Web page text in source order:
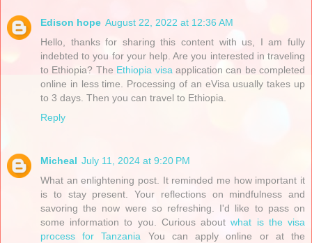
Edison hope August 22, 2022 at 12:36 AM
Hello, thanks for sharing this content with us, I am fully
indebted to you for your help. Are you interested in traveling
to Ethiopia? The Ethiopia visa application can be completed
online in less time. Processing of an eVisa usually takes up
to 3 days. Then you can travel to Ethiopia.
Reply
Micheal July 11, 2024 at 9:20 PM
What an enlightening post. It reminded me how important it
is to stay present. Your reflections on mindfulness and
savoring the now were so refreshing. I'd like to pass on
some information to you. Curious aboutwhat is the visa
process for Tanzania You can apply online or at the